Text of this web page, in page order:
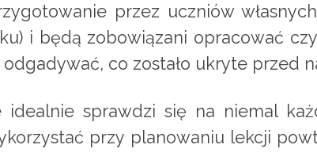
przez uczniów
i będą zobowiązani opracować
co zostało ukryte przed
idealnie sprawdzi się na niemal
przy planowaniu lekcji